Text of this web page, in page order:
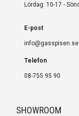
Lördag: 10-17 -
E-post
info@gasspisen.se
Telefon
08-755 95 90
SHOWROOM